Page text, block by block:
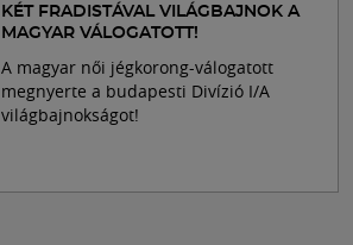
KÉT FRADISTÁVAL VILÁGBAJNOK A
MAGYAR VÁLOGATOTT!
A magyar női jégkorong-válogatott
megnyerte a budapesti Divízió I/A
világbajnokságot!